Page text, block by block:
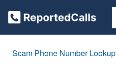
Scam Phone Number Lookup